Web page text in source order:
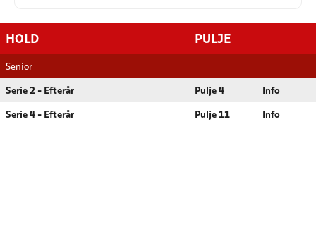
HOLD PULJE
Senior
Serie 2 - Efterår Pulje 4 Info
Serie 4 - Efterår Pulje 11 Info